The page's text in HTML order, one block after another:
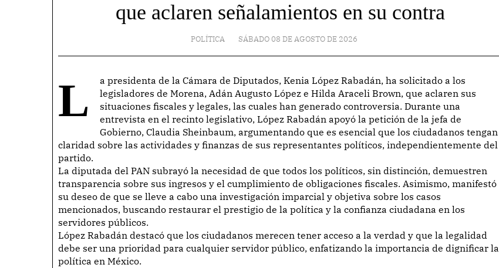
que aclaren señalamientos en su contra
POLÍTICA SÁBADO 08 DE AGOSTO DE 2026
La presidenta de la Cámara de Diputados, Kenia López Rabadán, ha solicitado a los
legisladores de Morena, Adán Augusto López e Hilda Araceli Brown, que aclaren sus
situaciones fiscales y legales, las cuales han generado controversia. Durante una
entrevista en el recinto legislativo, López Rabadán apoyó la petición de la jefa de
Gobierno, Claudia Sheinbaum, argumentando que es esencial que los ciudadanos tengan
claridad sobre las actividades y finanzas de sus representantes políticos, independientemente del
partido.
La diputada del PAN subrayó la necesidad de que todos los políticos, sin distinción, demuestren
transparencia sobre sus ingresos y el cumplimiento de obligaciones fiscales. Asimismo, manifestó
su deseo de que se lleve a cabo una investigación imparcial y objetiva sobre los casos
mencionados, buscando restaurar el prestigio de la política y la confianza ciudadana en los
servidores públicos.
López Rabadán destacó que los ciudadanos merecen tener acceso a la verdad y que la legalidad
debe ser una prioridad para cualquier servidor público, enfatizando la importancia de dignificar la
política en México.